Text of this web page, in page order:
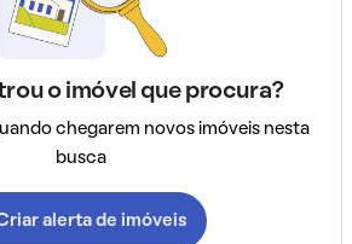
o imóvel que procura?
chegarem novos imóveis nesta
busca
alerta de imóveis